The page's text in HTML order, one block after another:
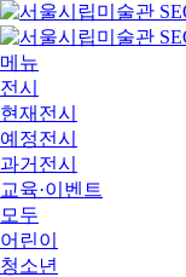
메뉴
전시
현재전시
예정전시
과거전시
교육·이벤트
모두
어린이
청소년